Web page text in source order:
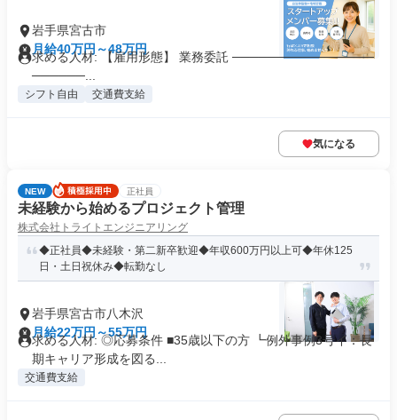
岩手県宮古市
月給40万円～48万円
求める人材: 【雇用形態】 業務委託 ────────────────
──────...
シフト自由 交通費支給
気になる
NEW 正社員
未経験から始めるプロジェクト管理
株式会社トライトエンジニアリング
◆正社員◆未経験・第二新卒歓迎◆年収600万円以上可◆年休125
日・土日祝休み◆転勤なし
岩手県宮古市八木沢
月給22万円～55万円
求める人材: ◎応募条件 ■35歳以下の方 ┗例外事例3号イ：長
期キャリア形成を図る...
交通費支給